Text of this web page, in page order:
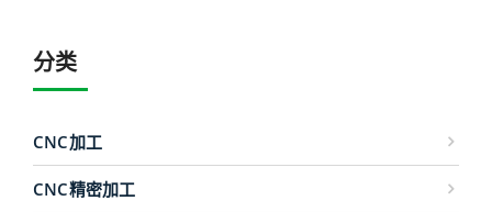
分类
CNC加工
CNC精密加工